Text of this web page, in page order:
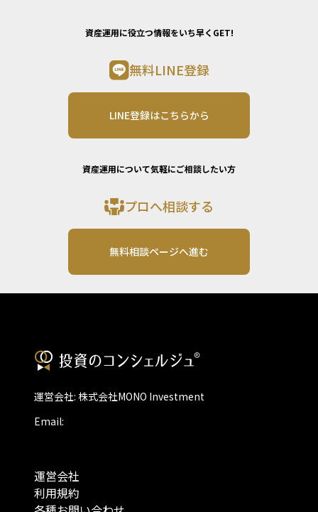
資産運用に役立つ情報をいち早くGET!
無料LINE登録
LINE登録はこちらから
資産運用について気軽にご相談したい方
プロへ相談する
無料相談ページへ進む
運営会社: 株式会社MONO Investment
Email:
運営会社
利用規約